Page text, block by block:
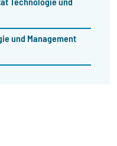
und Management